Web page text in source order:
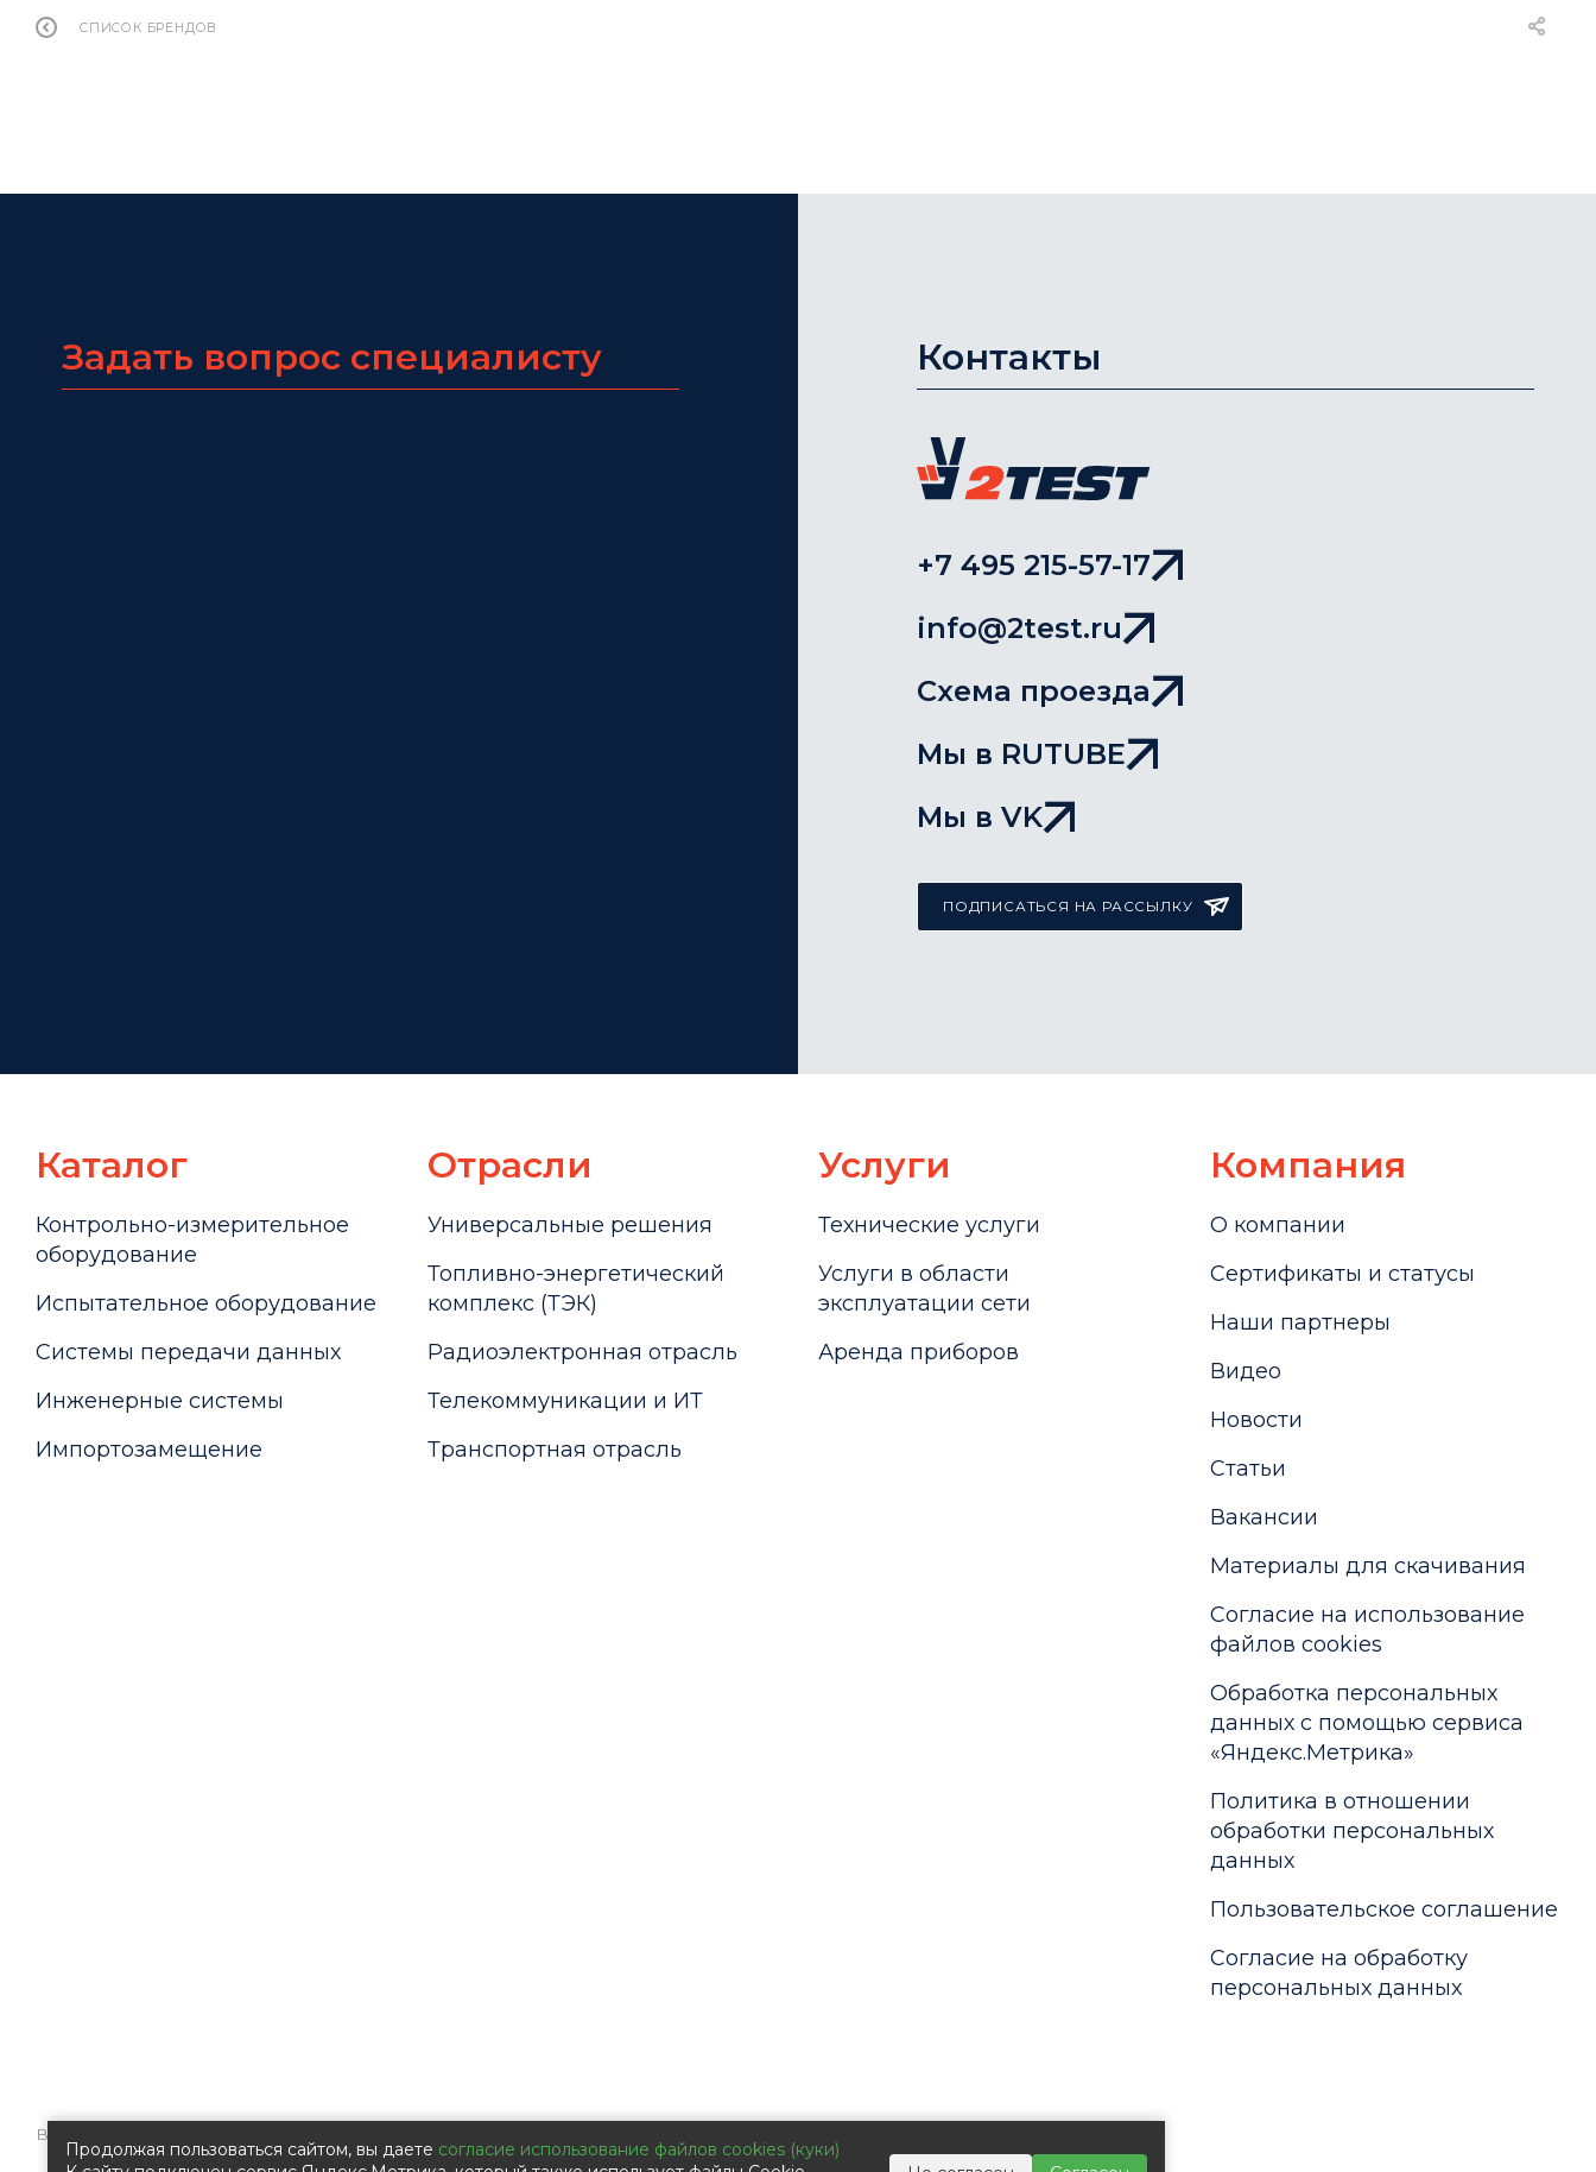
СПИСОК БРЕНДОВ
Задать вопрос специалисту Контакты
+7 495 215-57-17
info@2test.ru
Схема проезда
Мы в RUTUBE
Мы в VK
ПОДПИСАТЬСЯ НА РАССЫЛКУ
Каталог
Контрольно-измерительное
оборудование
Испытательное оборудование
Системы передачи данных
Инженерные системы
Импортозамещение
Отрасли
Универсальные решения
Топливно-энергетический
комплекс (ТЭК)
Радиоэлектронная отрасль
Телекоммуникации и ИТ
Транспортная отрасль
Услуги
Технические услуги
Услуги в области
эксплуатации сети
Аренда приборов
Компания
О компании
Сертификаты и статусы
Наши партнеры
Видео
Новости
Статьи
Вакансии
Материалы для скачивания
Cогласие на использование
файлов cookies
Обработка персональных
данных с помощью сервиса
«Яндекс.Метрика»
Политика в отношении
обработки персональных
данных
Пользовательское соглашение
Согласие на обработку
персональных данных
Все права защищены © 2009 – 2026 Компания ООО «Алькор-Коммьюникейшин»
Продолжая пользоваться сайтом, вы даете согласие использование файлов cookies (куки)